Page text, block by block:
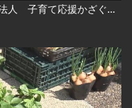
「地域の子育てコミュニティー ～NPO法人 子育て応援かざぐるま～」